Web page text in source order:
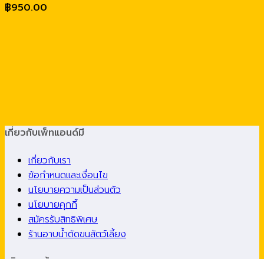
฿950.00
เกี่ยวกับเพ็ทแอนด์มี
เกี่ยวกับเรา
ข้อกำหนดและเงื่อนไข
นโยบายความเป็นส่วนตัว
นโยบายคุกกี้
สมัครรับสิทธิพิเศษ
ร้านอาบน้ำตัดขนสัตว์เลี้ยง